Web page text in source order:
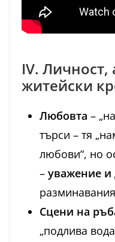
IV. Личност,
житейски
Любовта –
търси – тя
любови“, но
– уважение и
Сцени на
„подлива